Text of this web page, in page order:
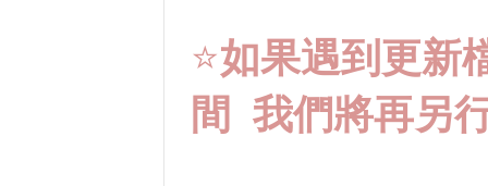
⭐️如果遇到更新
間 我們將再另